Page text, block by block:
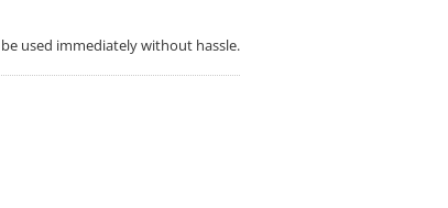
used immediately without hassle.